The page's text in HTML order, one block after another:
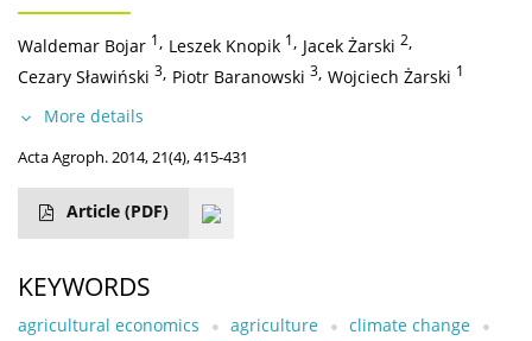
Waldemar Bojar 1, Leszek Knopik 1, Jacek Żarski 2,
Cezary Sławiński 3, Piotr Baranowski 3, Wojciech Żarski 1
More details
Acta Agroph. 2014, 21(4), 415-431
Article (PDF)
KEYWORDS
agricultural economics agriculture
climate change